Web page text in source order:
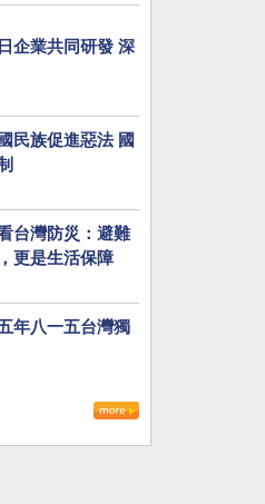
企業共同研發 深
民族促進惡法 國
台灣防災：避難
更是生活保障
年八一五台灣獨